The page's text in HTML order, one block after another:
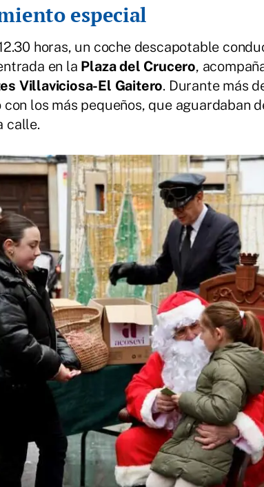
especial
horas, un coche descapotable
en la Plaza del Crucero,
Villaviciosa-El Gaitero. Durante más
los más pequeños, que aguardaban
calle.